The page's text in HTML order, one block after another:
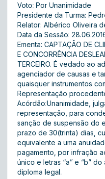
Voto: Por Unanimidade
Presidente da Turma:
Relator: Albérico Oliveira
Data da Sessão:
Ementa: CAPTAÇÃO DE
E CONCORRÊNCIA
TERCEIRO. É vedado ao
agenciador de causas e
quaisquer instrumentos
Representação
Acórdão:Unanimidade,
representação, para
sanção de suspensão do
prazo de 30(trinta) dias,
equivalente a uma
pagamento, por infração
único e letras “a” e “b”
diploma legal.